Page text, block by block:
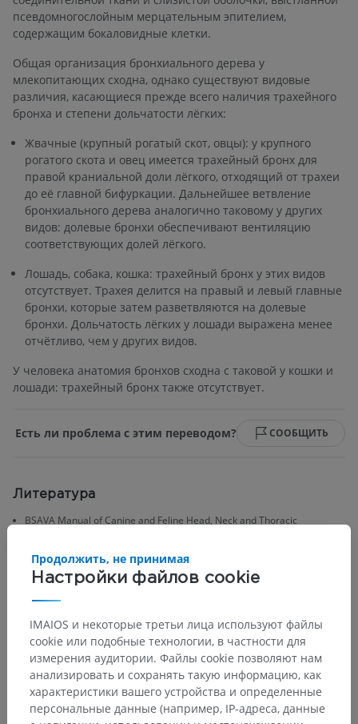
псевдомногослойным мерцательным эпителием,
содержащим бокаловидные клетки.
Общая организация бронхиального дерева у
млекопитающих сходна, однако существуют видовые
различия, касающиеся прежде всего наличия трахейного
бронха и степени дольчатости лёгких:
Жвачные (крупный рогатый скот, овцы): у крупного
рогатого скота и овец имеется трахейный бронх для
правой краниальной доли лёгкого, отходящий от трахеи
до её главной бифуркации. Дальнейшее ветвление
бронхиального дерева аналогично таковому у других
видов: долевые бронхи обеспечивают вентиляцию
соответствующих долей лёгкого.
Лошадь, собака, кошка: трахейный бронх у этих видов
отсутствует. Трахея делится на правый и левый главные
бронхи, которые затем разветвляются на долевые
бронхи. Дольчатость лёгких у лошади выражена менее
отчётливо, чем у других видов.
У человека анатомия бронхов сходна с таковой у кошки и
лошади: трахейный бронх также отсутствует.
Есть ли проблема с этим переводом? СООБЩИТЬ
Литература
BSAVA Manual of Canine and Feline Head, Neck and Thoracic
BSAVA Manual of Canine and Feline Thoracic Imaging, Tobias Schwarz;
Галерея
Настройки файлов cookie
Продолжить, не принимая
IMAIOS и некоторые третьи лица используют файлы
cookie или подобные технологии, в частности для
измерения аудитории. Файлы cookie позволяют нам
анализировать и сохранять такую информацию, как
характеристики вашего устройства и определенные
персональные данные (например, IP-адреса, данные